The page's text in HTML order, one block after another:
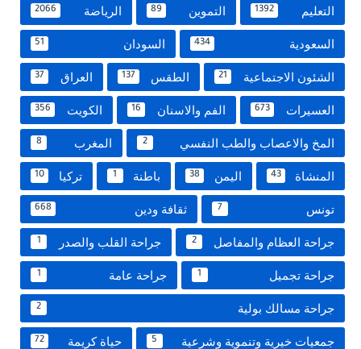
التعليم 1392 التموين 89 الرياضة 2066
السعودية 434 السودان 51
الشئون الاجتماعية 21 الطقس 137 العراق 37
العسيرات 673 الفم والاسنان 16 الكويت 356
المخ والاعصاب والطب النفسي 2 المغرب 8
المنشاة 43 اليمن 38 باطنة 1 تركيا 10
تونس 7 ثقافة ودين 668
جراحة العظام والمفاصل 2 جراحة القلب والصدر 1
جراحة تجميل 1 جراحة عامة 1
جراحة مسالك بولية 2
جمعيات خيرية وتنموية وشرعية 5 حياة كريمة 72